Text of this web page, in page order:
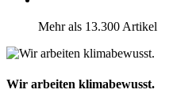
Mehr als 13.300 Artikel
Wir arbeiten klimabewusst.